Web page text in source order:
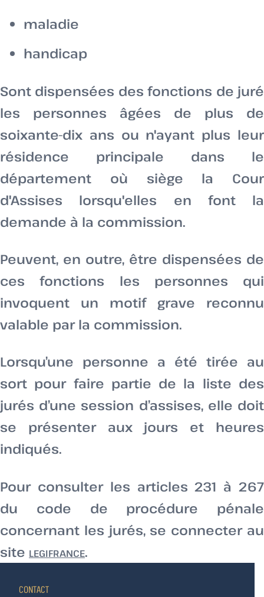
maladie
handicap
Sont dispensées des fonctions de juré
les personnes âgées de plus de
soixante-dix ans ou n'ayant plus leur
résidence principale dans le
département où siège la Cour
d'Assises lorsqu'elles en font la
demande à la commission.
Peuvent, en outre, être dispensées de
ces fonctions les personnes qui
invoquent un motif grave reconnu
valable par la commission.
Lorsqu’une personne a été tirée au
sort pour faire partie de la liste des
jurés d’une session d’assises, elle doit
se présenter aux jours et heures
indiqués.
Pour consulter les articles 231 à 267
du code de procédure pénale
concernant les jurés, se connecter au
site LEGIFRANCE.
CONTACT